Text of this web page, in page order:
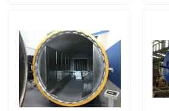
Video
Su di noi